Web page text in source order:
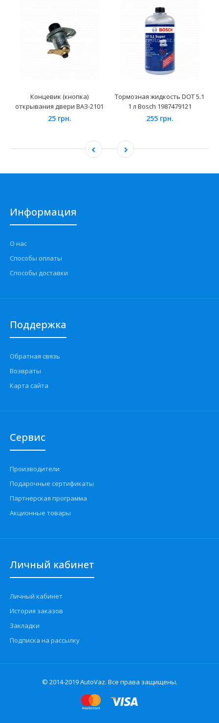
Концевик (кнопка)
открывания двери ВАЗ-2101
25 грн.
Тормозная жидкость DOT 5.1
1 л Bosch 1987479121
255 грн.
Информация
О нас
Способы оплаты
Способы доставки
Поддержка
Обратная связь
Возвраты
Карта сайта
Сервис
Производители
Подарочные сертификаты
Партнерская программа
Акционные товары
Личный кабинет
Личный кабинет
История заказов
Закладки
Подписка на рассылку
© 2014-2019 AutoVaz. Все права защищены.